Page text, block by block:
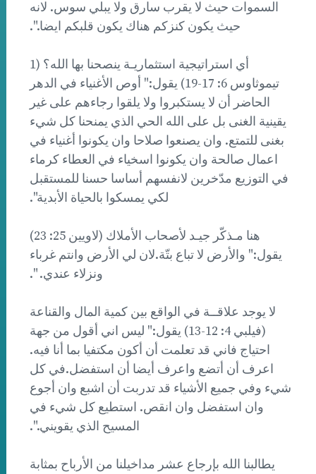
السموات حيث لا يقرب سارق ولا يبلي سوس. لانه
حيث يكون كنزكم هناك يكون قلبكم ايضا.".
أي استراتيجية استثماريـة ينصحنا بها الله؟ (1
تيموثاوس 6: 17-19) يقول:" أوص الأغنياء في الدهر
الحاضر أن لا يستكبروا ولا يلقوا رجاءهم على غير
يقينية الغنى بل على الله الحي الذي يمنحنا كل شيء
بغنى للتمتع. وان يصنعوا صلاحا وان يكونوا أغنياء في
اعمال صالحة وان يكونوا اسخياء في العطاء كرماء
في التوزيع مدّخرين لانفسهم أساسا حسنا للمستقبل
لكي يمسكوا بالحياة الأبدية".
هنا مـذكّر جيـد لأصحاب الأملاك (لاويين 25: 23)
يقول:" والأرض لا تباع بتّة.لان لي الأرض وانتم غرباء
ونزلاء عندي. ".
لا يوجد علاقــة في الواقع بين كمية المال والقناعة
(فيلبي 4: 12-13) يقول:" ليس اني أقول من جهة
احتياج فاني قد تعلمت أن أكون مكتفيا بما أنا فيه.
اعرف أن أتضع واعرف أيضا أن استفضل.في كل
شيء وفي جميع الأشياء قد تدربت أن اشبع وان أجوع
وان استفضل وان انقص. استطيع كل شيء في
المسيح الذي يقويني.".
يطالبنا الله بإرجاع عشر مداخيلنا من الأرباح بمثابة